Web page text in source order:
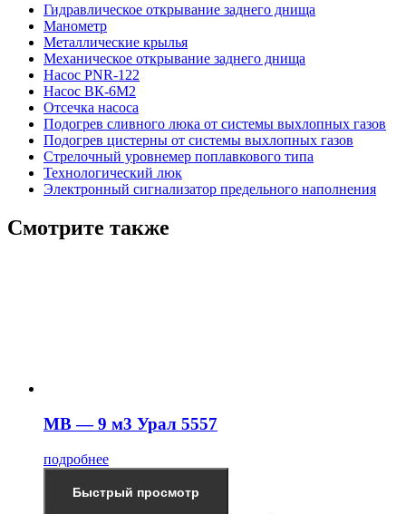
Гидравлическое открывание заднего днища
Манометр
Металлические крылья
Механическое открывание заднего днища
Насос PNR-122
Насос ВК-6М2
Отсечка насоса
Подогрев сливного люка от системы выхлопных газов
Подогрев цистерны от системы выхлопных газов
Стрелочный уровнемер поплавкового типа
Технологический люк
Электронный сигнализатор предельного наполнения
Смотрите также
МВ — 9 м3 Урал 5557
подробнее
Быстрый просмотр